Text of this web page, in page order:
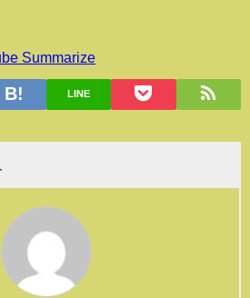
Summarize
LINE